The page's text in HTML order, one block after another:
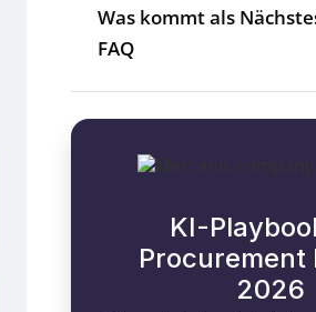
Was kommt als
FAQ
KI-
Procurement
2026